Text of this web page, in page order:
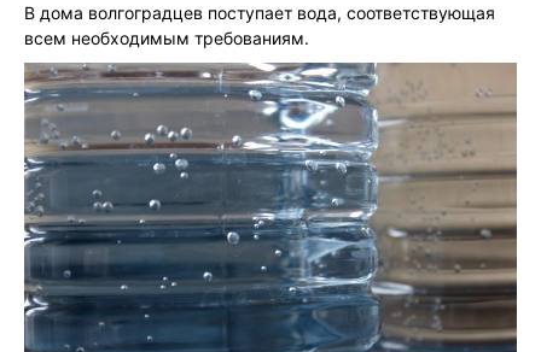
В дома волгоградцев поступает вода, соответствующая
всем необходимым требованиям.